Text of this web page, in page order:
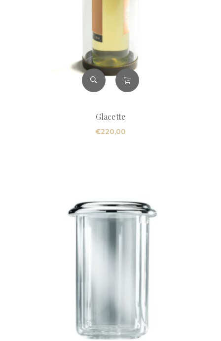
Glacette
€220,00